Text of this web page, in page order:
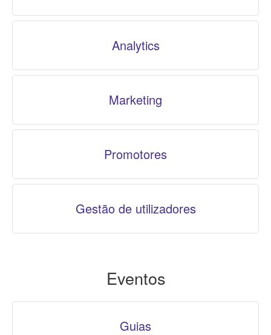
Analytics
Marketing
Promotores
Gestão de utilizadores
Eventos
Guias